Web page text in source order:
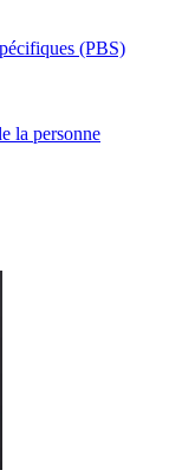
(PBS)
la personne